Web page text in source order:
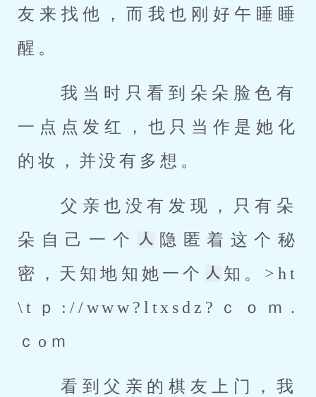
友来找他，而我也刚好午睡睡
醒。
一点点发红，也只当作是她化
的妆，并没有多想。
朵自己一个
隐匿着这个秘
密，天知地知她一个
知。>ht
\tｐ://www?ltxsdz?ｃｏｍ.
ｃoｍ